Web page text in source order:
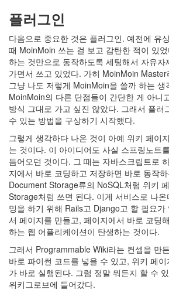
플러그인
다음으로 중요한 것은 플러그인. 예전에 유
때 MoinMoin 쓰는 걸 보고 감탄한 적이 있
하는 것만으로 동작하도록 세팅해서 자유자
가면서 쓰고 있었다. 가히 MoinMoin
그냥 나도 저렇게 MoinMoin을 쓸까 하는 생
MoinMoin의 다른 단점들이 간단한 게 아니
방식 그대로 가고 싶진 않았다. 그래서 플러
수 있는 방법을 구상하기 시작했다.
그렇게 생각하다 나온 것이 아예 위키 페이
는 것이다. 이 아이디어도 사실 스프링노트
듬어오던 것이다. 그 때는 자바스크립트로
지에서 바로 코딩하고 저장하면 바로 동작
Document Storage류의 NoSQL처럼 위키
Storage처럼 쓰면 된다. 이게 서비스로 나
밍을 하기 위해 Rails고 Django고 할 필요가
서 페이지를 만들고, 페이지에서 바로 코딩
하는 웹 어플리케이션이 탄생하는 것이다.
그래서 Programmable Wiki라는 컨셉을 만
바로 파이썬 코드를 넣을 수 있고, 위키 페
가 바로 실행된다. 그럼 정말 뭐든지 할 수
위키그로브에 들어갔다.